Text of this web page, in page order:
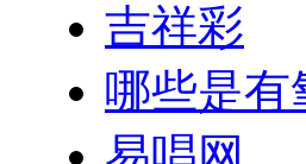
吉祥彩
哪些是有